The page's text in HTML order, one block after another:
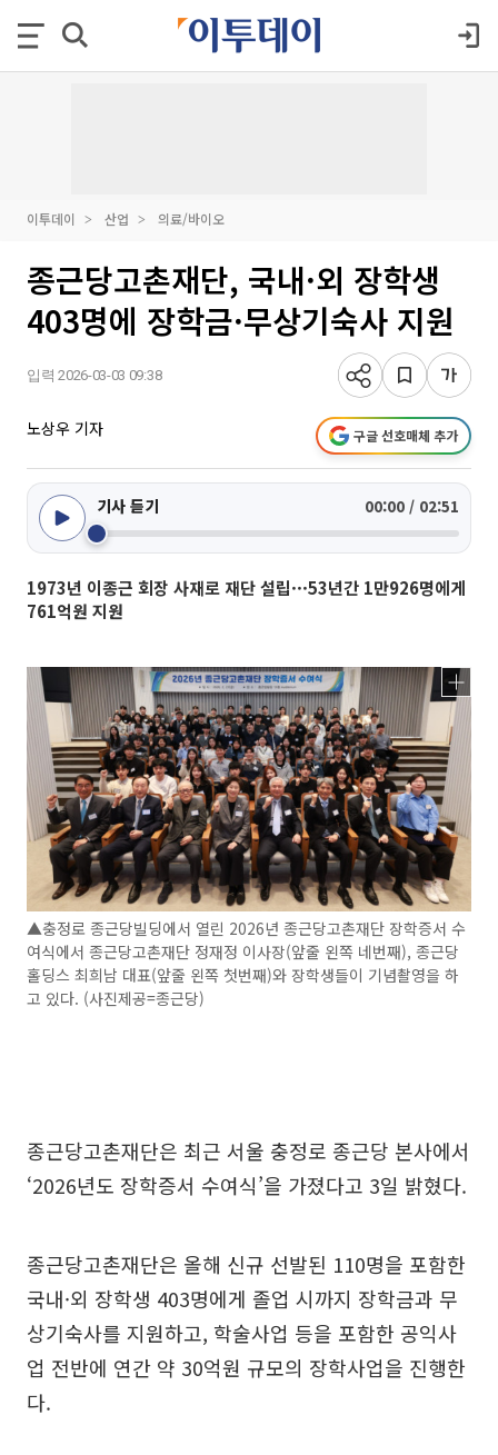
이투데이 산업 의료/바이오
종근당고촌재단, 국내·외 장학생
403명에 장학금·무상기숙사 지원
입력 2026-03-03 09:38
노상우 기자 구글 선호매체 추가
기사 듣기 00:00 / 02:51
1973년 이종근 회장 사재로 재단 설립···53년간 1만926명에게
761억원 지원
▲충정로 종근당빌딩에서 열린 2026년 종근당고촌재단 장학증서 수
여식에서 종근당고촌재단 정재정 이사장(앞줄 왼쪽 네번째), 종근당
홀딩스 최희남 대표(앞줄 왼쪽 첫번째)와 장학생들이 기념촬영을 하
고 있다. (사진제공=종근당)
종근당고촌재단은 최근 서울 충정로 종근당 본사에서
‘2026년도 장학증서 수여식’을 가졌다고 3일 밝혔다.
종근당고촌재단은 올해 신규 선발된 110명을 포함한
국내·외 장학생 403명에게 졸업 시까지 장학금과 무
상기숙사를 지원하고, 학술사업 등을 포함한 공익사
업 전반에 연간 약 30억원 규모의 장학사업을 진행한
다.